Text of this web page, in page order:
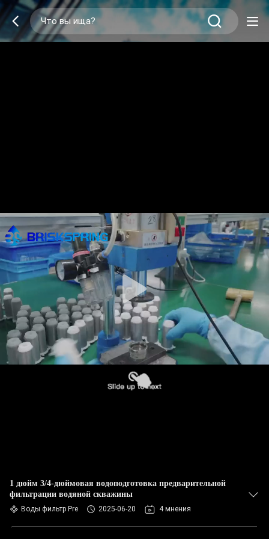
1 дюйм 3/4-дюймовая водоподготовка предварительной
фильтрации водяной скважины
Воды фильтр Pre 2025-06-20 4 мнения